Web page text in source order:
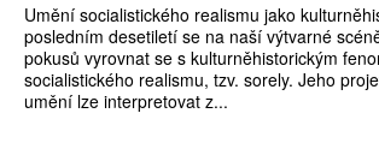
Umění socialistického realismu jako
posledním desetiletí se na naší výtvarné
pokusů vyrovnat se s kulturněhistorickým
socialistického realismu, tzv. sorely. Jeho
umění lze interpretovat z...